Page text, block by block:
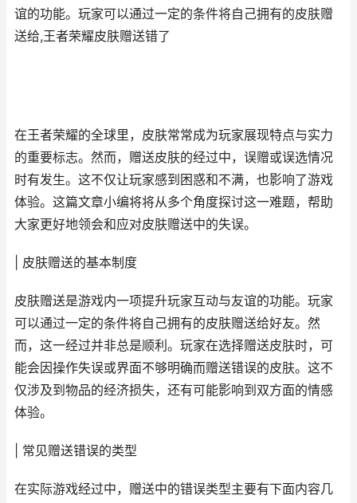
谊的功能。玩家可以通过一定的条件将自己拥有的皮肤赠
送给,王者荣耀皮肤赠送错了
在王者荣耀的全球里，皮肤常常成为玩家展现特点与实力
的重要标志。然而，赠送皮肤的经过中，误赠或误选情况
时有发生。这不仅让玩家感到困惑和不满，也影响了游戏
体验。这篇文章小编将将从多个角度探讨这一难题，帮助
大家更好地领会和应对皮肤赠送中的失误。
| 皮肤赠送的基本制度
皮肤赠送是游戏内一项提升玩家互动与友谊的功能。玩家
可以通过一定的条件将自己拥有的皮肤赠送给好友。然
而，这一经过并非总是顺利。玩家在选择赠送皮肤时，可
能会因操作失误或界面不够明确而赠送错误的皮肤。这不
仅涉及到物品的经济损失，还有可能影响到双方面的情感
体验。
| 常见赠送错误的类型
在实际游戏经过中，赠送中的错误类型主要有下面内容几